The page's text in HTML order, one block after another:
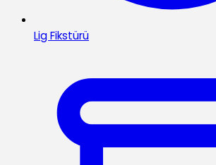
Lig Fikstürü